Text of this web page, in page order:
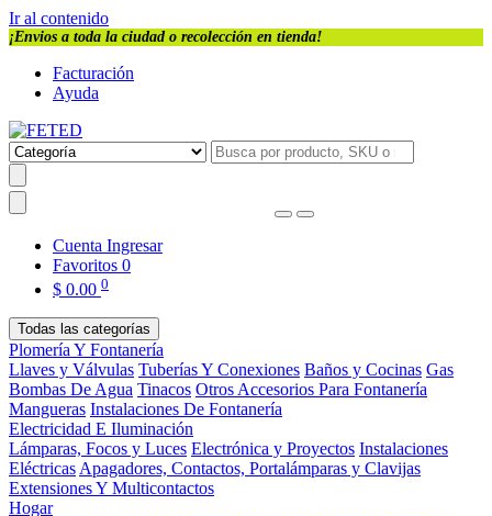
Ir al contenido
¡Envios a toda la ciudad o recolección en tienda!
Facturación
Ayuda
Cuenta Ingresar
Favoritos 0
$ 0.00 0
Todas las categorías
Plomería Y Fontanería
Llaves y Válvulas Tuberías Y Conexiones Baños y Cocinas Gas
Bombas De Agua Tinacos Otros Accesorios Para Fontanería
Mangueras Instalaciones De Fontanería
Electricidad E Iluminación
Lámparas, Focos y Luces Electrónica y Proyectos Instalaciones
Eléctricas Apagadores, Contactos, Portalámparas y Clavijas
Extensiones Y Multicontactos
Hogar